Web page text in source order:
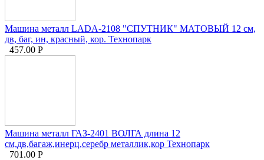
Машина металл LADA-2108 "СПУТНИК" МАТОВЫЙ 12 см,
дв, баг, ин, красный, кор. Технопарк
457.00 Р
Машина металл ГАЗ-2401 ВОЛГА длина 12
см,дв,багаж,инерц,серебр металлик,кор Технопарк
701.00 Р